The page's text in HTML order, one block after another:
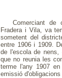
Comerciant de
Fradera i Vila, va
sometent del
entre 1906 i 1909.
de l'escola de nens,
que no reunia les
terme l'any 1907
emissió